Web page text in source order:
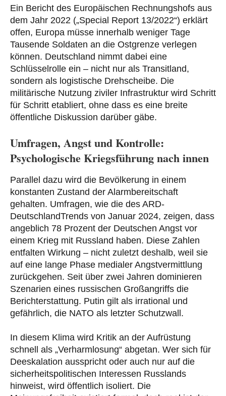
Ein Bericht des Europäischen Rechnungshofs aus
dem Jahr 2022 („Special Report 13/2022“) erklärt
offen, Europa müsse innerhalb weniger Tage
Tausende Soldaten an die Ostgrenze verlegen
können. Deutschland nimmt dabei eine
Schlüsselrolle ein – nicht nur als Transitland,
sondern als logistische Drehscheibe. Die
militärische Nutzung ziviler Infrastruktur wird Schritt
für Schritt etabliert, ohne dass es eine breite
öffentliche Diskussion darüber gäbe.
Umfragen, Angst und Kontrolle:
Psychologische Kriegsführung nach innen
Parallel dazu wird die Bevölkerung in einem
konstanten Zustand der Alarmbereitschaft
gehalten. Umfragen, wie die des ARD-
DeutschlandTrends von Januar 2024, zeigen, dass
angeblich 78 Prozent der Deutschen Angst vor
einem Krieg mit Russland haben. Diese Zahlen
entfalten Wirkung – nicht zuletzt deshalb, weil sie
auf eine lange Phase medialer Angstvermittlung
zurückgehen. Seit über zwei Jahren dominieren
Szenarien eines russischen Großangriffs die
Berichterstattung. Putin gilt als irrational und
gefährlich, die NATO als letzter Schutzwall.
In diesem Klima wird Kritik an der Aufrüstung
schnell als „Verharmlosung“ abgetan. Wer sich für
Deeskalation ausspricht oder auch nur auf die
sicherheitspolitischen Interessen Russlands
hinweist, wird öffentlich isoliert. Die